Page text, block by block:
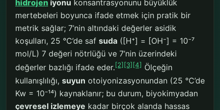
hidrojen iyonu konsantrasyonunu büyüklük
mertebeleri boyunca ifade etmek için pratik bir
metrik sağlar; 7’nin altındaki değerler asidik
koşulları, 25 °C’de saf suda ([H⁺] = [OH⁻] = 10⁻⁷
mol/L) 7 değeri nötrlüğü ve 7’nin üzerindeki
değerler bazlığı ifade eder.[2] [3] [4] Ölçeğin
kullanışlılığı, suyun otoiyonizasyonundan (25 °C’de
Kw = 10⁻¹⁴) kaynaklanır; bu durum, biyokimyadan
çevresel izlemeye kadar birçok alanda hassas